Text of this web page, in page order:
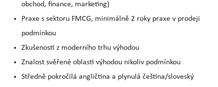
obchod, finance, marketing)
Praxe s sektoru FMCG, minimálně 2 roky praxe v prodeji
podmínkou
Zkušenosti z moderního trhu výhodou
Znalost svěřené oblasti výhodou nikoliv podmínkou
Středně pokročilá angličtina a plynulá čeština/sloveský